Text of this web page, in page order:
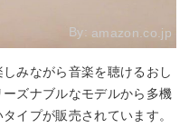
By: amazon.co.jp
みながら音楽を聴けるおし
ズナブルなモデルから多機
イプが販売されています。